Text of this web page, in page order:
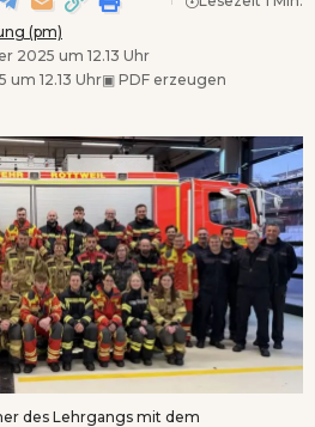
(pm)
2025 um 12.13 Uhr
um 12.13 Uhr▣ PDF erzeugen
des Lehrgangs mit dem